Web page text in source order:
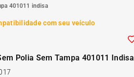
401011 indisa
com seu veículo
Polia Sem Tampa 401011 Indisa
13